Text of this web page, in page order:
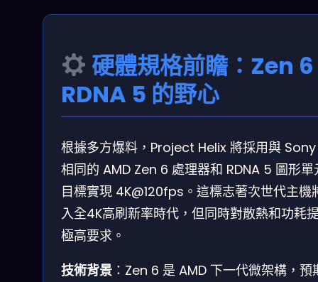
硬體規格前瞻：Zen
RDNA 5 的野心
根據多方爆料，Project Helix 將採用與 Sony
相同的 AMD Zen 6 處理器和 RDNA 5 圖形單
目標實現 4K@120fps。這標志著次世代主機
入全4K高刷新率時代，但同時對散熱和功耗
極高要求。
技術背景 ：Zen 6 是 AMD 下一代微架構，預